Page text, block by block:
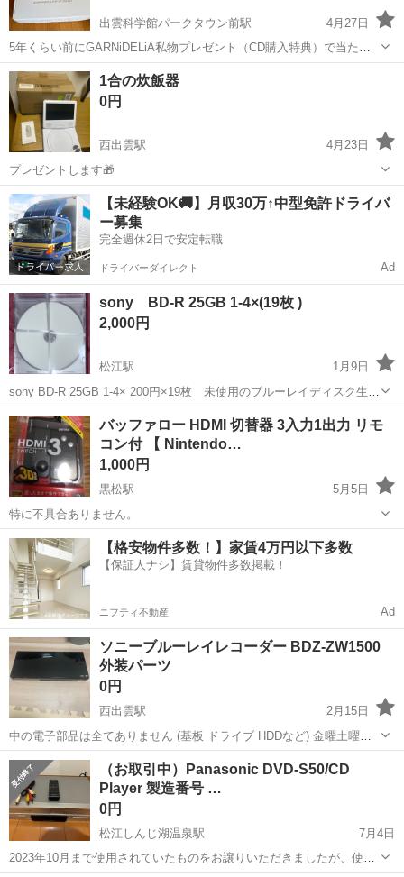
出雲科学館パークタウン前駅
4月27日
5年くらい前にGARNiDELiA私物プレゼント（CD購入特典）で当たり
ましたが使わないので欲しい方に譲りたいと思います 開封しただけで
電気通してません、動作確認もしてもおりません。 手渡し希望ですが
遠方の方ご相談ください
島根 出雲市 出雲科学館パークタウン前駅
映像プレーヤー、レコーダー
1合の炊飯器
0円
西出雲駅
4月23日
プレゼントします🎁
島根 出雲市 西出雲駅 映像プレーヤー、レコーダー
プレイヤー
【未経験OK🚚】月収30万↑中型免許ドライバ
ー募集
完全週休2日で安定転職
ドライバーダイレクト Ad
sony BD-R 25GB 1-4×(19枚 )
2,000円
松江駅
1月9日
sony BD-R 25GB 1-4× 200円×19枚 未使用のブルーレイディスク生デ
ィスクです。 一枚づつケースに入っています。
島根 松江市 映像プレーヤー、レコーダー
sony
バッファロー HDMI 切替器 3入力1出力 リモ
コン付 【 Nintendo…
1,000円
黒松駅
5月5日
特に不具合ありません。
島根 邑智郡 黒松駅 映像プレーヤー、レコーダー
バッファロー
【格安物件多数！】家賃4万円以下多数
【保証人ナシ】賃貸物件多数掲載！
ニフティ不動産 Ad
ソニーブルーレイレコーダー BDZ-ZW1500
外装パーツ
0円
西出雲駅
2月15日
中の電子部品は全てありません (基板 ドライブ HDDなど) 金曜土曜
9:00～17:00 22:00～0:00まで 日曜9:00～17:00まで 場合によってそ
の他の時間でも対応出来る事があります
島根 出雲市 西出雲駅
ソニーブルーレイレコーダー
（お取引中）Panasonic DVD-S50/CD
Player 製造番号 …
0円
松江しんじ湖温泉駅
7月4日
2023年10月まで使用されていたものをお譲りいただきましたが、使用